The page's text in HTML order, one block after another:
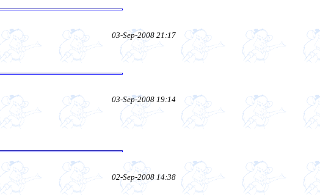
03-Sep-2008 21:17
03-Sep-2008 19:14
02-Sep-2008 14:38